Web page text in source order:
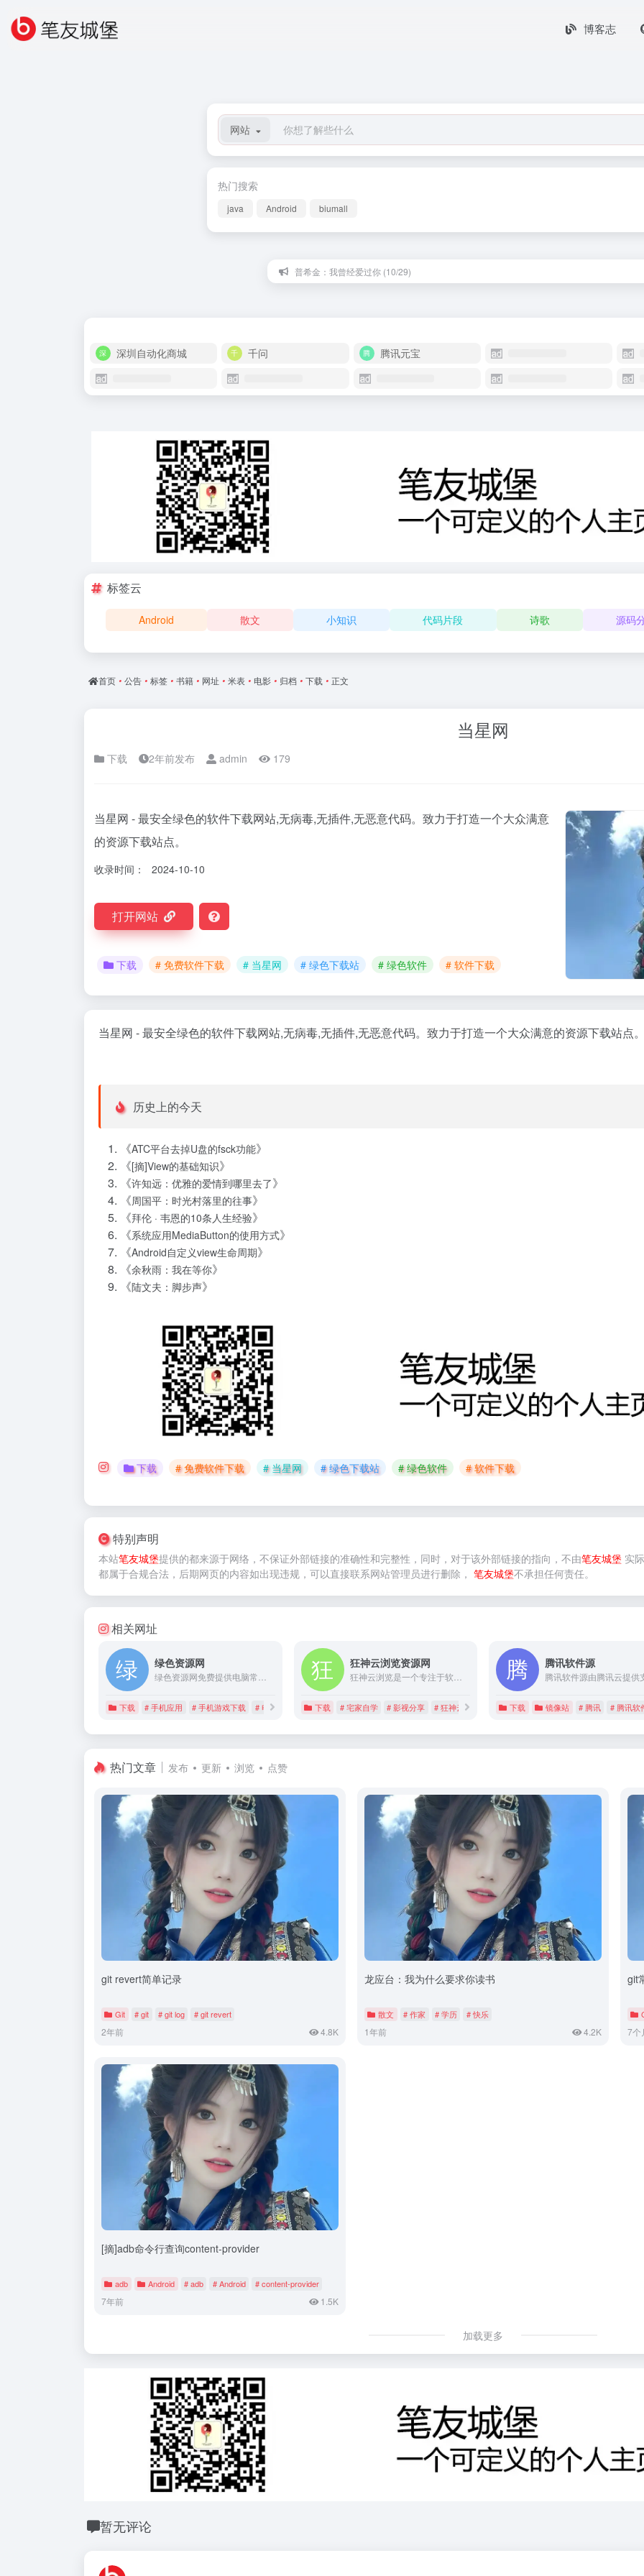
博客志
网站
热门搜索
java Android biumall
普希金：我曾经爱过你 (10/29)
深圳自动化商城 千问 腾讯元宝
标签云
Android 散文 小知识 代码片段 诗歌 源码
首页 • 公告 • 标签 • 书籍 • 网址 • 米表 • 电影 • 归档 • 下载 • 正文
当星网
下载 2年前发布 admin 179
当星网 - 最安全绿色的软件下载网站,无病毒,无插件,无恶意代码。致力于打造一个大众满意
的资源下载站点。
收录时间： 2024-10-10
打开网站
下载 # 免费软件下载 # 当星网 # 绿色下载站 # 绿色软件 # 软件下载
当星网 - 最安全绿色的软件下载网站,无病毒,无插件,无恶意代码。致力于打造一个大众满意的资源下载站点
历史上的今天
《ATC平台去掉U盘的fsck功能》
《[摘]View的基础知识》
《许知远：优雅的爱情到哪里去了》
《周国平：时光村落里的往事》
《拜伦 · 韦恩的10条人生经验》
《系统应用MediaButton的使用方式》
《Android自定义view生命周期》
《余秋雨：我在等你》
《陆文夫：脚步声》
下载 # 免费软件下载 # 当星网 # 绿色下载站 # 绿色软件 # 软件下载
特别声明
本站笔友城堡提供的都来源于网络，不保证外部链接的准确性和完整性，同时，对于该外部链接的指向，不由笔友城堡 实
都属于合规合法，后期网页的内容如出现违规，可以直接联系网站管理员进行删除， 笔友城堡不承担任何责任。
相关网址
绿色资源网
绿色资源网免费提供电脑常用软件,安卓手机app,手机游戏,苹果应用,mac软件等,励志打造全网最好最全的软件下载站.
下载 # 手机应用 # 手机游戏下载 # 电脑常用软件
狂神云浏览资源网
狂神云浏览是一个专注于软件工具资源、网站副业和建设的综合平台。提供丰富多样的资源，包括程序源码、技术教程和资源分享。无论您是开发者、网站管理员还是对技术感兴趣的用户，我们提供实用工具和资源，助您提升技能、搭建网站、开展副业。享受折扣和福利，找到开发资源、网站建设指南和副业机会。狂神云浏览，您的首选平台。
下载 # 宅家自学 # 影视分享 # 狂神云浏览
腾讯软件源
下载 镜像站 # 腾讯 # 腾讯软
热门文章 发布 更新 浏览 点赞
git revert简单记录
Git # git # git log # git revert
2年前 4.8K
龙应台：我为什么要求你读书
散文 # 作家 # 学历 # 快乐
1年前 4.2K
git
7个
[摘]adb命令行查询content-provider
adb Android # adb # Android # content-provider
7年前 1.5K
加载更多
暂无评论